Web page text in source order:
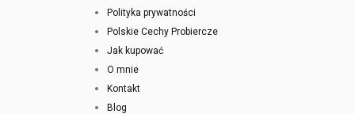
Polityka prywatności
Polskie Cechy Probiercze
Jak kupować
O mnie
Kontakt
Blog